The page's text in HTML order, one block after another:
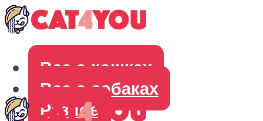
Все о кошках
Все о собаках
Разное